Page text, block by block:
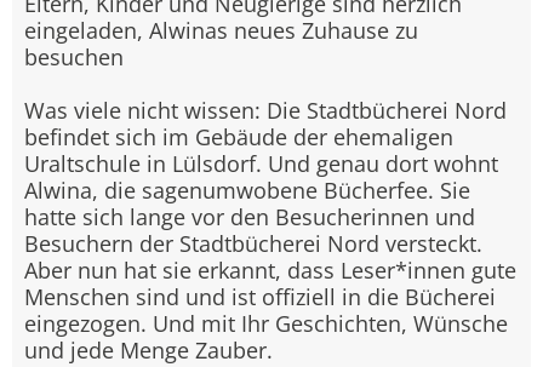
eingeladen, Alwinas neues Zuhause zu
besuchen
Was viele nicht wissen: Die Stadtbücherei Nord
befindet sich im Gebäude der ehemaligen
Uraltschule in Lülsdorf. Und genau dort wohnt
Alwina, die sagenumwobene Bücherfee. Sie
hatte sich lange vor den Besucherinnen und
Besuchern der Stadtbücherei Nord versteckt.
Aber nun hat sie erkannt, dass Leser*innen gute
Menschen sind und ist offiziell in die Bücherei
eingezogen. Und mit Ihr Geschichten, Wünsche
und jede Menge Zauber.